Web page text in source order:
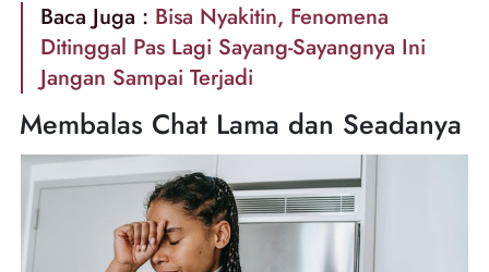
Baca Juga : Bisa Nyakitin, Fenomena
Ditinggal Pas Lagi Sayang-Sayangnya Ini
Jangan Sampai Terjadi
Membalas Chat Lama dan Seadanya